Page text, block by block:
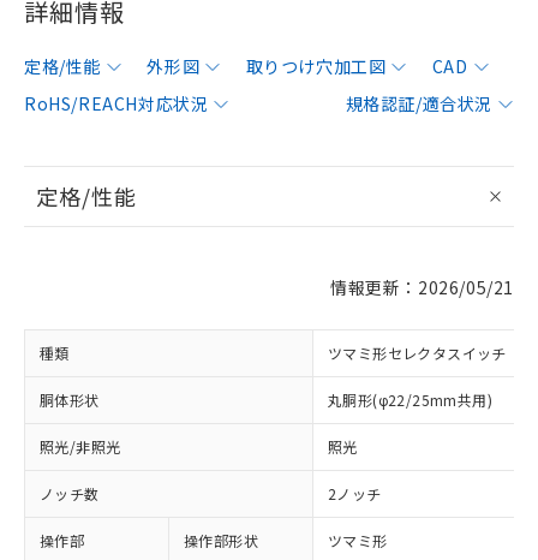
詳細情報
定格/性能 外形図 取りつけ穴加工図
CAD
RoHS/REACH対応状況
規格認証/適合状況
定格/性能
情報更新：2026/05/21
種類 ツマミ形セレクタスイッチ
胴体形状 丸胴形(φ22/25mm共用)
照光/非照光 照光
ノッチ数 2ノッチ
操作部 操作部形状 ツマミ形